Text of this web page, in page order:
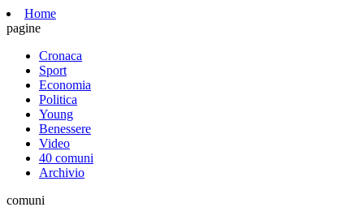
Home
pagine
Cronaca
Sport
Economia
Politica
Young
Benessere
Video
40 comuni
Archivio
comuni